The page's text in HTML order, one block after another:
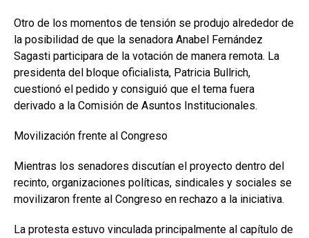
Otro de los momentos de tensión se produjo alrededor de
la posibilidad de que la senadora Anabel Fernández
Sagasti participara de la votación de manera remota. La
presidenta del bloque oficialista, Patricia Bullrich,
cuestionó el pedido y consiguió que el tema fuera
derivado a la Comisión de Asuntos Institucionales.
Movilización frente al Congreso
Mientras los senadores discutían el proyecto dentro del
recinto, organizaciones políticas, sindicales y sociales se
movilizaron frente al Congreso en rechazo a la iniciativa.
La protesta estuvo vinculada principalmente al capítulo de